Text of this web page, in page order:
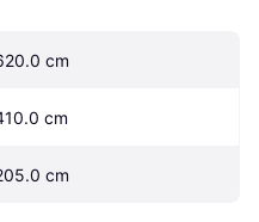
cm
cm
cm